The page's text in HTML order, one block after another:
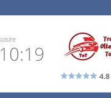
si au
10:19
4.8